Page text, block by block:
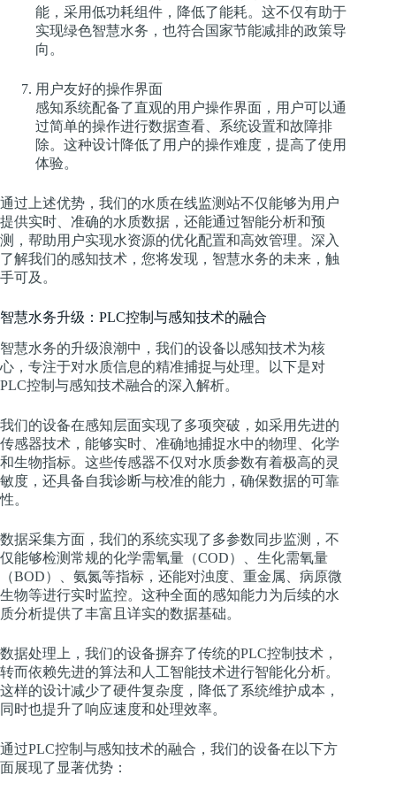
能，采用低功耗组件，降低了能耗。这不仅有助于
实现绿色智慧水务，也符合国家节能减排的政策导
向。
用户友好的操作界面
感知系统配备了直观的用户操作界面，用户可以通
过简单的操作进行数据查看、系统设置和故障排
除。这种设计降低了用户的操作难度，提高了使用
体验。
通过上述优势，我们的水质在线监测站不仅能够为用户
提供实时、准确的水质数据，还能通过智能分析和预
测，帮助用户实现水资源的优化配置和高效管理。深入
了解我们的感知技术，您将发现，智慧水务的未来，触
手可及。
智慧水务升级：PLC控制与感知技术的融合
智慧水务的升级浪潮中，我们的设备以感知技术为核
心，专注于对水质信息的精准捕捉与处理。以下是对
PLC控制与感知技术融合的深入解析。
我们的设备在感知层面实现了多项突破，如采用先进的
传感器技术，能够实时、准确地捕捉水中的物理、化学
和生物指标。这些传感器不仅对水质参数有着极高的灵
敏度，还具备自我诊断与校准的能力，确保数据的可靠
性。
数据采集方面，我们的系统实现了多参数同步监测，不
仅能够检测常规的化学需氧量（COD）、生化需氧量
（BOD）、氨氮等指标，还能对浊度、重金属、病原微
生物等进行实时监控。这种全面的感知能力为后续的水
质分析提供了丰富且详实的数据基础。
数据处理上，我们的设备摒弃了传统的PLC控制技术，
转而依赖先进的算法和人工智能技术进行智能化分析。
这样的设计减少了硬件复杂度，降低了系统维护成本，
同时也提升了响应速度和处理效率。
通过PLC控制与感知技术的融合，我们的设备在以下方
面展现了显著优势：